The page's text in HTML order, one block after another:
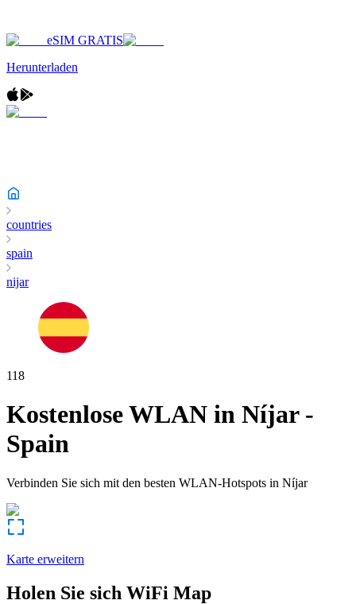
eSIM GRATIS
Herunterladen
countries
spain
nijar
118
Kostenlose WLAN in Níjar-
Spain
Verbinden Sie sich mit den besten WLAN-Hotspots in Níjar
Karte erweitern
Holen Sie sich WiFi Map